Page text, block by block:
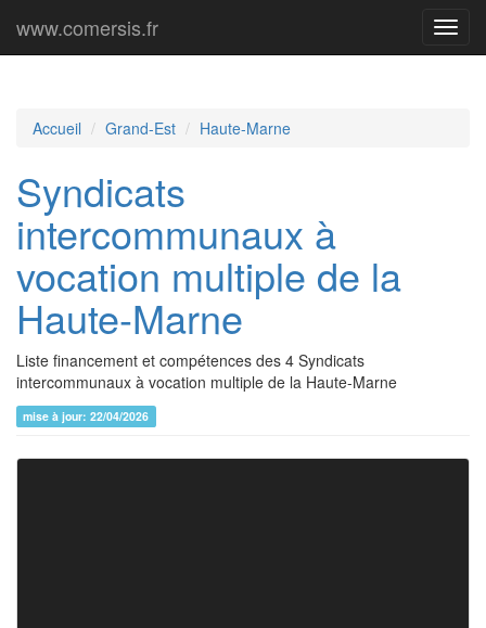
Menu
www.comersis.fr
Accueil Grand-Est Haute-Marne
Syndicats
intercommunaux à
vocation multiple de la
Haute-Marne
Liste financement et compétences des 4 Syndicats
intercommunaux à vocation multiple de la Haute-Marne
mise à jour: 22/04/2026